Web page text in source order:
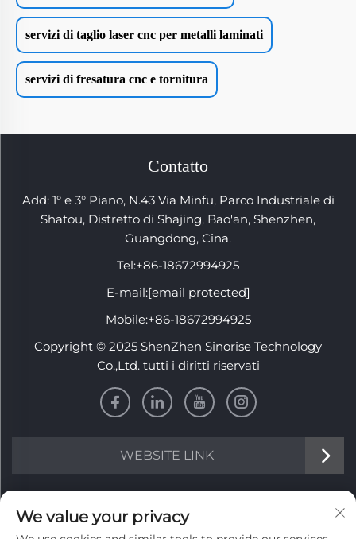
servizi di taglio laser cnc per metalli laminati
servizi di fresatura cnc e tornitura
Contatto
Add: 1° e 3° Piano, N.43 Via Minfu, Parco Industriale di
Shatou, Distretto di Shajing, Bao'an, Shenzhen,
Guangdong, Cina.
Tel:+86-18672994925
E-mail:[email protected]
Mobile:+86-18672994925
Copyright © 2025 ShenZhen Sinorise Technology
Co.,Ltd. tutti i diritti riservati
WEBSITE LINK
INFORMATION
We value your privacy